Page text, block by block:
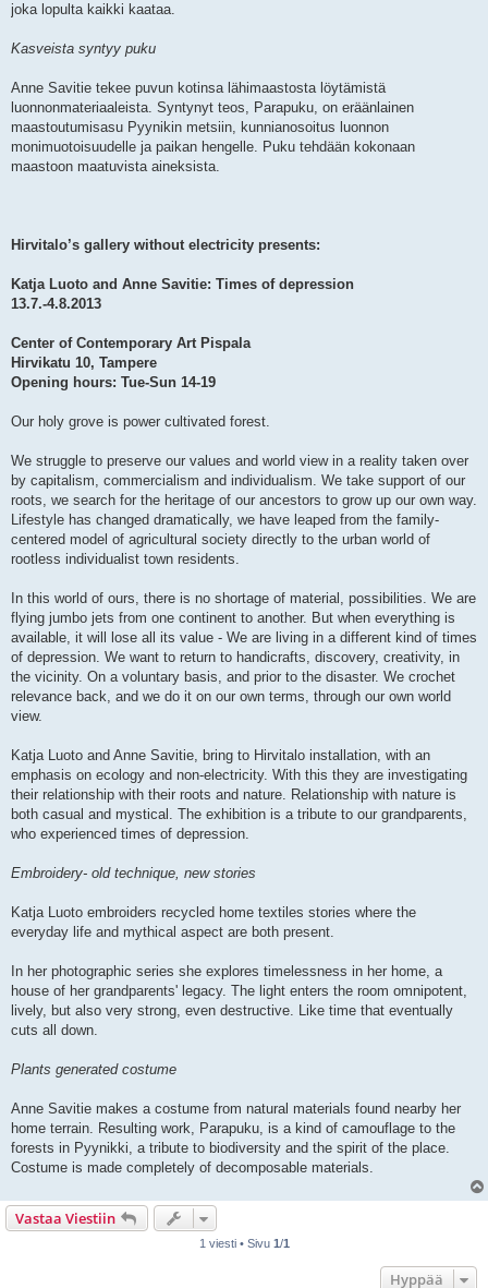
joka lopulta kaikki kaataa.
Kasveista syntyy puku
Anne Savitie tekee puvun kotinsa lähimaastosta löytämistä
luonnonmateriaaleista. Syntynyt teos, Parapuku, on eräänlainen
maastoutumisasu Pyynikin metsiin, kunnianosoitus luonnon
monimuotoisuudelle ja paikan hengelle. Puku tehdään kokonaan
maastoon maatuvista aineksista.
Hirvitalo’s gallery without electricity presents:
Katja Luoto and Anne Savitie: Times of depression
13.7.-4.8.2013
Center of Contemporary Art Pispala
Hirvikatu 10, Tampere
Opening hours: Tue-Sun 14-19
Our holy grove is power cultivated forest.
We struggle to preserve our values and world view in a reality taken over
by capitalism, commercialism and individualism. We take support of our
roots, we search for the heritage of our ancestors to grow up our own way.
Lifestyle has changed dramatically, we have leaped from the family-
centered model of agricultural society directly to the urban world of
rootless individualist town residents.
In this world of ours, there is no shortage of material, possibilities. We are
flying jumbo jets from one continent to another. But when everything is
available, it will lose all its value - We are living in a different kind of times
of depression. We want to return to handicrafts, discovery, creativity, in
the vicinity. On a voluntary basis, and prior to the disaster. We crochet
relevance back, and we do it on our own terms, through our own world
view.
Katja Luoto and Anne Savitie, bring to Hirvitalo installation, with an
emphasis on ecology and non-electricity. With this they are investigating
their relationship with their roots and nature. Relationship with nature is
both casual and mystical. The exhibition is a tribute to our grandparents,
who experienced times of depression.
Embroidery- old technique, new stories
Katja Luoto embroiders recycled home textiles stories where the
everyday life and mythical aspect are both present.
In her photographic series she explores timelessness in her home, a
house of her grandparents' legacy. The light enters the room omnipotent,
lively, but also very strong, even destructive. Like time that eventually
cuts all down.
Plants generated costume
Anne Savitie makes a costume from natural materials found nearby her
home terrain. Resulting work, Parapuku, is a kind of camouflage to the
forests in Pyynikki, a tribute to biodiversity and the spirit of the place.
Costume is made completely of decomposable materials.
Vastaa Viestiin
1 viesti • Sivu 1/1
Hyppää